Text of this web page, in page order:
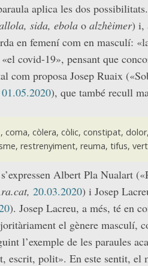
aplica les dos
sida, ebola o alzhèimer) i,
en femení com en masculí:
covid-19», pensant que
com proposa Josep Ruaix
01.05.2020), que també recull
coma, còlera, còlic, constipat,
restrenyiment, reuma, tifus,
Albert Pla Nualart
20.03.2020) i Josep
). Josep Lacreu, a més, té en
el gènere masculí,
l’exemple de les paraules
escrit, polit». En este sentit, el